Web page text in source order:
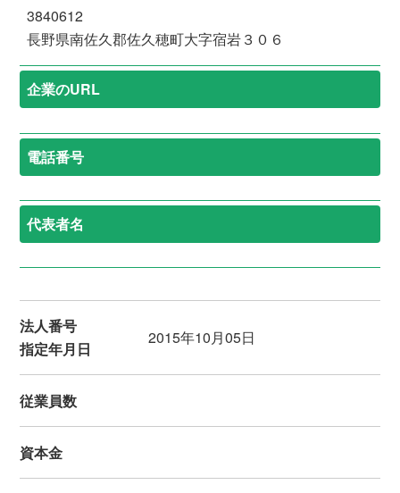
3840612
長野県南佐久郡佐久穂町大字宿岩３０６
企業のURL
電話番号
代表者名
法人番号
指定年月日
2015年10月05日
従業員数
資本金